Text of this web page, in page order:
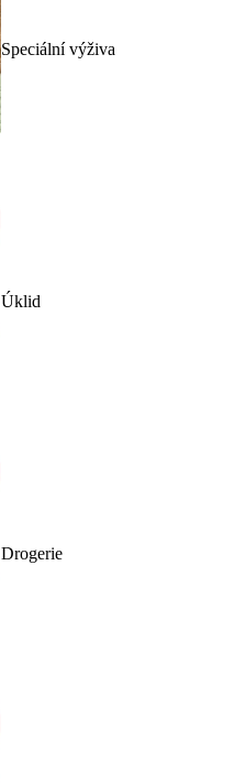
Speciální výživa
Úklid
Drogerie